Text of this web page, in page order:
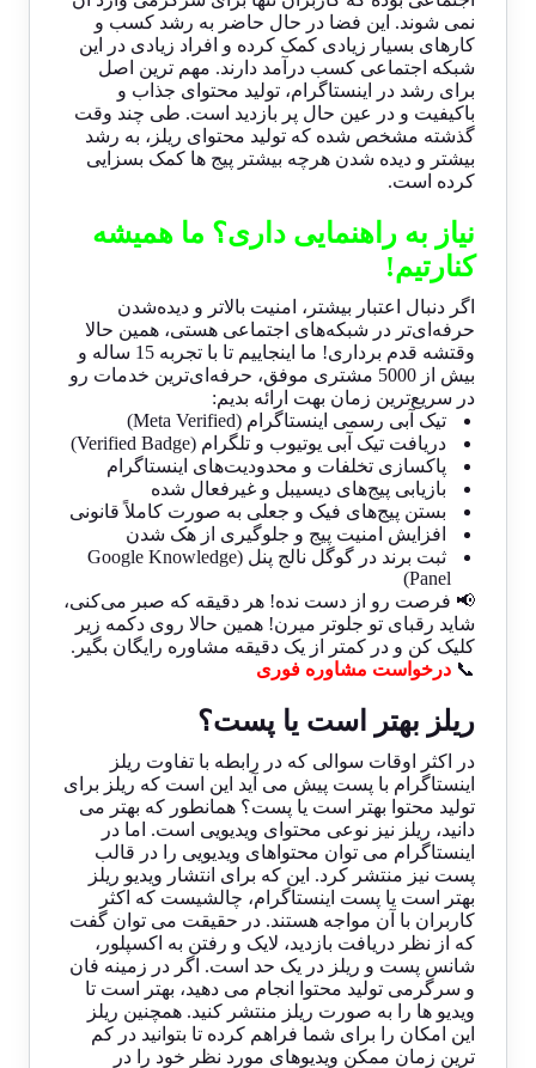
نمی شوند. این فضا در حال حاضر به رشد کسب و
کارهای بسیار زیادی کمک کرده و افراد زیادی در این
شبکه اجتماعی کسب درآمد دارند. مهم ترین اصل
برای رشد در اینستاگرام، تولید محتوای جذاب و
باکیفیت و در عین حال پر بازدید است. طی چند وقت
گذشته مشخص شده که تولید محتوای ریلز، به رشد
بیشتر و دیده شدن هرچه بیشتر پیج ها کمک بسزایی
کرده است.
نیاز به راهنمایی داری؟ ما همیشه
کنارتیم!
اگر دنبال اعتبار بیشتر، امنیت بالاتر و دیده‌شدن
حرفه‌ای‌تر در شبکه‌های اجتماعی هستی، همین حالا
وقتشه قدم برداری! ما اینجاییم تا با تجربه 15 ساله و
بیش از 5000 مشتری موفق، حرفه‌ای‌ترین خدمات رو
در سریع‌ترین زمان بهت ارائه بدیم:
تیک آبی رسمی اینستاگرام (Meta Verified)
دریافت تیک آبی یوتیوب و تلگرام (Verified Badge)
پاکسازی تخلفات و محدودیت‌های اینستاگرام
بازیابی پیج‌های دیسیبل و غیرفعال شده
بستن پیج‌های فیک و جعلی به صورت کاملاً قانونی
افزایش امنیت پیج و جلوگیری از هک شدن
ثبت برند در گوگل نالج پنل (Google Knowledge
Panel)
📢 فرصت رو از دست نده! هر دقیقه که صبر می‌کنی،
شاید رقبای تو جلوتر میرن! همین حالا روی دکمه زیر
کلیک کن و در کمتر از یک دقیقه مشاوره رایگان بگیر.
📞درخواست مشاوره فوری
ریلز بهتر است یا پست؟
در اکثر اوقات سوالی که در رابطه با تفاوت ریلز
اینستاگرام با پست پیش می آید این است که ریلز برای
تولید محتوا بهتر است یا پست؟ همانطور که بهتر می
دانید، ریلز نیز نوعی محتوای ویدیویی است. اما در
اینستاگرام می توان محتواهای ویدیویی را در قالب
پست نیز منتشر کرد. این که برای انتشار ویدیو ریلز
بهتر است یا پست اینستاگرام، چالشیست که اکثر
کاربران با آن مواجه هستند. در حقیقت می توان گفت
که از نظر دریافت بازدید، لایک و رفتن به اکسپلور،
شانس پست و ریلز در یک حد است. اگر در زمینه فان
و سرگرمی تولید محتوا انجام می دهید، بهتر است تا
ویدیو ها را به صورت ریلز منتشر کنید. همچنین ریلز
این امکان را برای شما فراهم کرده تا بتوانید در کم
ترین زمان ممکن ویدیوهای مورد نظر خود را در